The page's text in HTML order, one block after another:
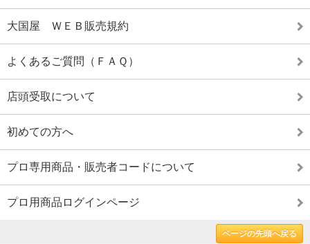
大国屋 ＷＥＢ販売規約
よくあるご質問（ＦＡＱ）
店頭受取について
初めての方へ
プロ専用商品・販売者コードについて
プロ用商品ログインページ
ページの先頭へ戻る